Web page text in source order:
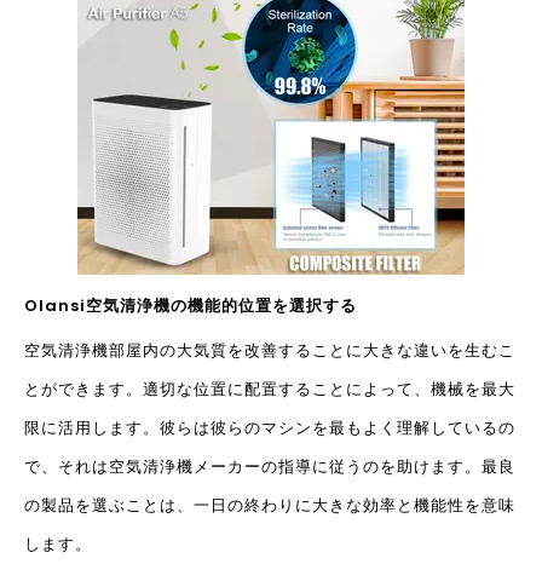
Olansi空気清浄機の機能的位置を選択する
空気清浄機部屋内の大気質を改善することに大きな違いを生むこ
とができます。適切な位置に配置することによって、機械を最大
限に活用します。彼らは彼らのマシンを最もよく理解しているの
で、それは空気清浄機メーカーの指導に従うのを助けます。最良
の製品を選ぶことは、一日の終わりに大きな効率と機能性を意味
します。